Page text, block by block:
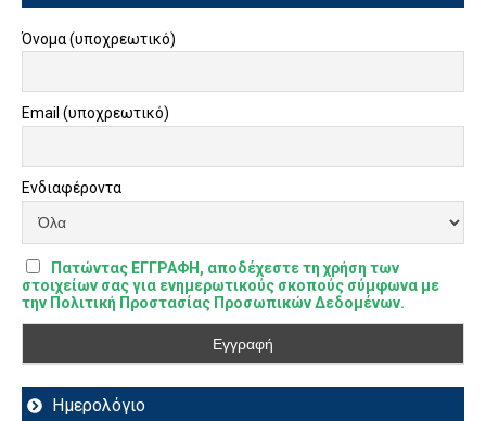
Όνομα (υποχρεωτικό)
Email (υποχρεωτικό)
Ενδιαφέροντα
Πατώντας ΕΓΓΡΑΦΗ, αποδέχεστε τη χρήση των
στοιχείων σας για ενημερωτικούς σκοπούς σύμφωνα με
την Πολιτική Προστασίας Προσωπικών Δεδομένων.
Ημερολόγιο